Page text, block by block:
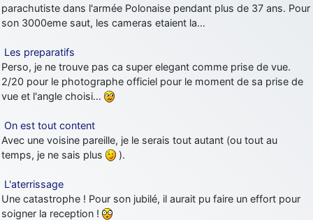
parachutiste dans l'armée Polonaise pendant plus de 37 ans. Pour
son 3000eme saut, les cameras etaient la…
Les preparatifs
Perso, je ne trouve pas ca super elegant comme prise de vue.
2/20 pour le photographe officiel pour le moment de sa prise de
vue et l'angle choisi…
On est tout content
Avec une voisine pareille, je le serais tout autant (ou tout au
temps, je ne sais plus
).
L'aterrissage
Une catastrophe ! Pour son jubilé, il aurait pu faire un effort pour
soigner la reception !